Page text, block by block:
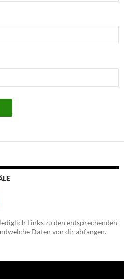
Links zu den entsprechenden
Daten von dir abfangen.